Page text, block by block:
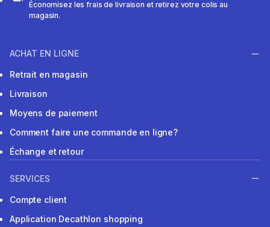
Économisez les frais de livraison et retirez votre colis au
magasin.
ACHAT EN LIGNE
Retrait en magasin
Livraison
Moyens de paiement
Comment faire une commande en ligne?
Échange et retour
SERVICES
Compte client
Application Decathlon shopping